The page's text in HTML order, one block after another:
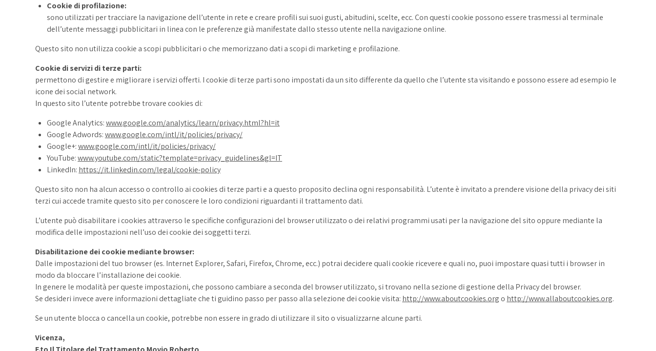
Cookie di profilazione:
sono utilizzati per tracciare la navigazione dell’utente in rete e creare profili sui suoi gusti, abitudini, scelte, ecc. Con questi cookie possono essere trasmessi al terminale
dell’utente messaggi pubblicitari in linea con le preferenze già manifestate dallo stesso utente nella navigazione online.
Questo sito non utilizza cookie a scopi pubblicitari o che memorizzano dati a scopi di marketing e profilazione.
Cookie di servizi di terze parti:
permettono di gestire e migliorare i servizi offerti. I cookie di terze parti sono impostati da un sito differente da quello che l’utente sta visitando e possono essere ad esempio le
icone dei social network.
In questo sito l’utente potrebbe trovare cookies di:
Google Analytics:www.google.com/analytics/learn/privacy.html?hl=it
Google Adwords:www.google.com/intl/it/policies/privacy/
Google+:www.google.com/intl/it/policies/privacy/
YouTube:www.youtube.com/static?template=privacy_guidelines&gl=IT
LinkedIn: https://it.linkedin.com/legal/cookie-policy
Questo sito non ha alcun accesso o controllo ai cookies di terze parti e a questo proposito declina ogni responsabilità. L’utente è invitato a prendere visione della privacy dei siti
terzi cui accede tramite questo sito per conoscere le loro condizioni riguardanti il trattamento dati.
L’utente può disabilitare i cookies attraverso le specifiche configurazioni del browser utilizzato o dei relativi programmi usati per la navigazione del sito oppure mediante la
modifica delle impostazioni nell’uso dei cookie dei soggetti terzi.
Disabilitazione dei cookie mediante browser:
Dalle impostazioni del tuo browser (es. Internet Explorer, Safari, Firefox, Chrome, ecc.) potrai decidere quali cookie ricevere e quali no, puoi impostare quasi tutti i browser in
modo da bloccare l’installazione dei cookie.
In genere le modalità per queste impostazioni, che possono cambiare a seconda del browser utilizzato, si trovano nella sezione di gestione della Privacy del browser.
Se desideri invece avere informazioni dettagliate che ti guidino passo per passo alla selezione dei cookie visita: http://www.aboutcookies.orgo http://www.allaboutcookies.org.
Se un utente blocca o cancella un cookie, potrebbe non essere in grado di utilizzare il sito o visualizzarne alcune parti.
Vicenza,